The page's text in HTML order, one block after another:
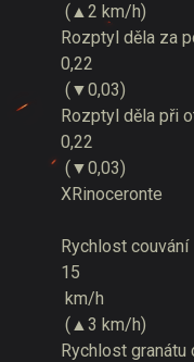
(▲2 km/h)
Rozptyl děla za
0,22
(▼0,03)
Rozptyl děla při
0,22
(▼0,03)
XRinoceronte
Rychlost couvání
15
km/h
(▲3 km/h)
Rychlost granátu